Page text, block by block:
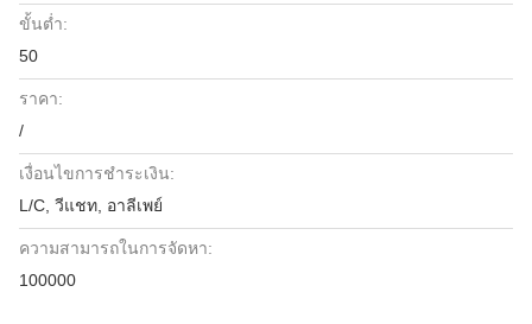
ขั้นต่ำ:
50
ราคา:
/
เงื่อนไขการชำระเงิน:
L/C, วีแชท, อาลีเพย์
ความสามารถในการจัดหา:
100000